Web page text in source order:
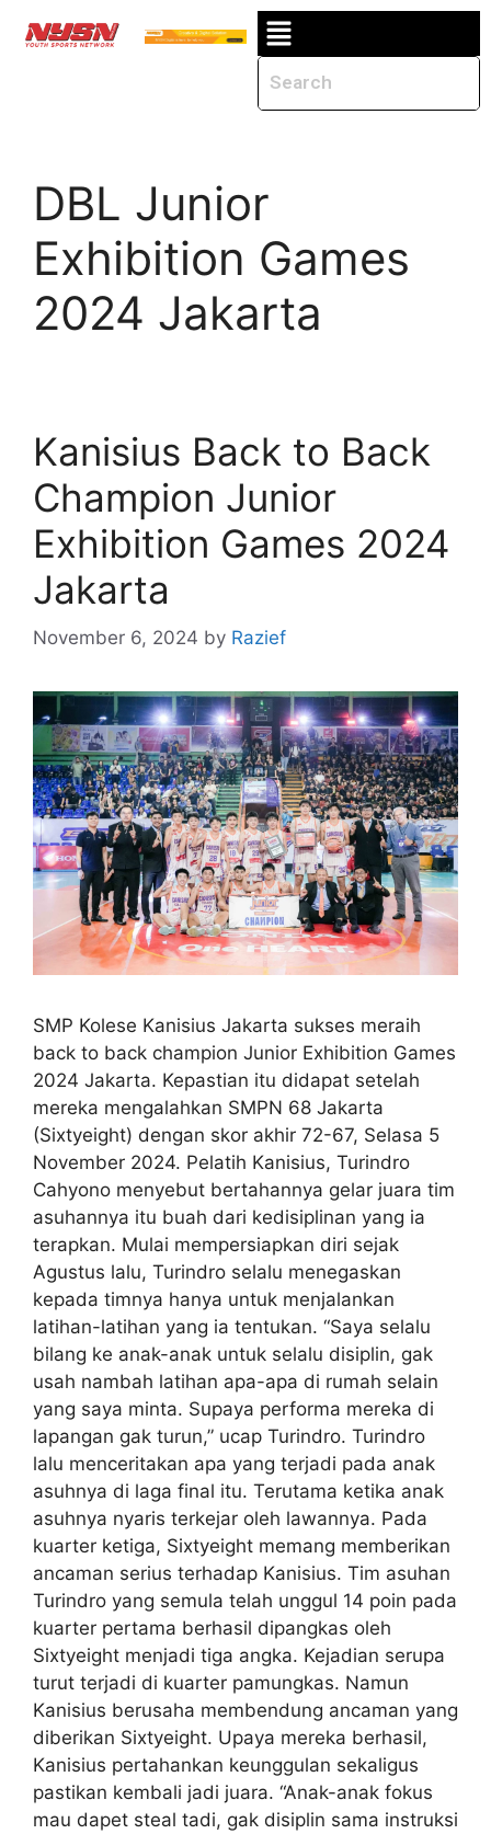
DBL Junior
Exhibition Games
2024 Jakarta
Kanisius Back to Back
Champion Junior
Exhibition Games 2024
Jakarta
November 6, 2024 by Razief
SMP Kolese Kanisius Jakarta sukses meraih
back to back champion Junior Exhibition Games
2024 Jakarta. Kepastian itu didapat setelah
mereka mengalahkan SMPN 68 Jakarta
(Sixtyeight) dengan skor akhir 72-67, Selasa 5
November 2024. Pelatih Kanisius, Turindro
Cahyono menyebut bertahannya gelar juara tim
asuhannya itu buah dari kedisiplinan yang ia
terapkan. Mulai mempersiapkan diri sejak
Agustus lalu, Turindro selalu menegaskan
kepada timnya hanya untuk menjalankan
latihan-latihan yang ia tentukan. “Saya selalu
bilang ke anak-anak untuk selalu disiplin, gak
usah nambah latihan apa-apa di rumah selain
yang saya minta. Supaya performa mereka di
lapangan gak turun,” ucap Turindro. Turindro
lalu menceritakan apa yang terjadi pada anak
asuhnya di laga final itu. Terutama ketika anak
asuhnya nyaris terkejar oleh lawannya. Pada
kuarter ketiga, Sixtyeight memang memberikan
ancaman serius terhadap Kanisius. Tim asuhan
Turindro yang semula telah unggul 14 poin pada
kuarter pertama berhasil dipangkas oleh
Sixtyeight menjadi tiga angka. Kejadian serupa
turut terjadi di kuarter pamungkas. Namun
Kanisius berusaha membendung ancaman yang
diberikan Sixtyeight. Upaya mereka berhasil,
Kanisius pertahankan keunggulan sekaligus
pastikan kembali jadi juara. “Anak-anak fokus
mau dapet steal tadi, gak disiplin sama instruksi